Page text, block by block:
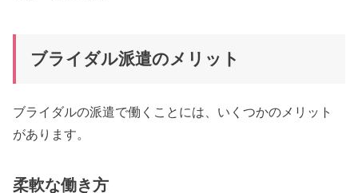
ブライダル派遣のメリット
ブライダルの派遣で働くことには、いくつかのメリット
があります。
柔軟な働き方